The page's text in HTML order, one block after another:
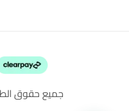
جميع حقوق